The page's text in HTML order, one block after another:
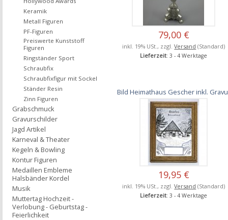
79,00 €
inkl. 19% USt., zzgl.Versand (Standard)
Lieferzeit: 3 - 4 Werktage
Bild Heimathaus Gescher inkl.
19,95 €
inkl. 19% USt., zzgl.Versand (Standard)
Lieferzeit: 3 - 4 Werktage
Keramik
Metall Figuren
PF-Figuren
Preiswerte Kunststoff
Figuren
Ringständer Sport
Schraubfix
Schraubfixfigur mit Sockel
Ständer Resin
Zinn Figuren
Grabschmuck
Gravurschilder
Jagd Artikel
Karneval & Theater
Kegeln & Bowling
Kontur Figuren
Medaillen Embleme
Halsbänder Kordel
Musik
Muttertag Hochzeit -
Verlobung - Geburtstag -
Feierlichkeit